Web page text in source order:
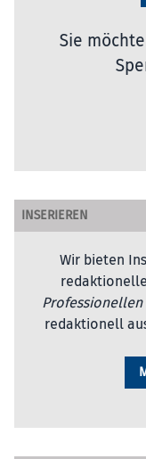
Sie
INSERIEREN
Wir bieten
Professionellen
redaktionell